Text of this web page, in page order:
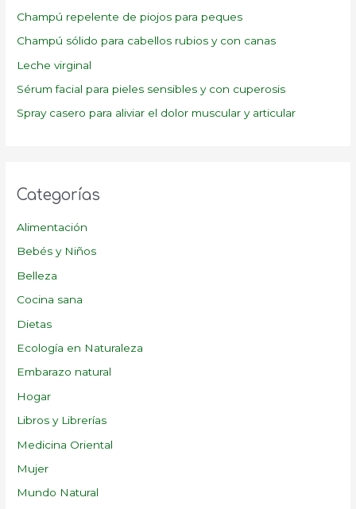
p
o
Champú repelente de piojos para peques
Champú sólido para cabellos rubios y con canas
Leche virginal
Sérum facial para pieles sensibles y con cuperosis
Spray casero para aliviar el dolor muscular y articular
Categorías
Alimentación
Bebés y Niños
Belleza
Cocina sana
Dietas
Ecología en Naturaleza
Embarazo natural
Hogar
Libros y Librerías
Medicina Oriental
Mujer
Mundo Natural